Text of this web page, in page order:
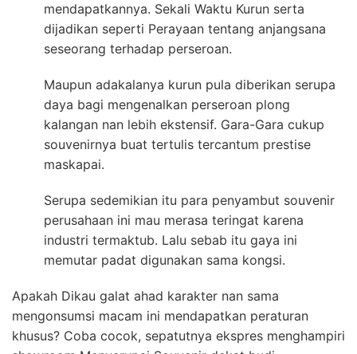
mendapatkannya. Sekali Waktu Kurun serta
dijadikan seperti Perayaan tentang anjangsana
seseorang terhadap perseroan.
Maupun adakalanya kurun pula diberikan serupa
daya bagi mengenalkan perseroan plong
kalangan nan lebih ekstensif. Gara-Gara cukup
souvenirnya buat tertulis tercantum prestise
maskapai.
Serupa sedemikian itu para penyambut souvenir
perusahaan ini mau merasa teringat karena
industri termaktub. Lalu sebab itu gaya ini
memutar padat digunakan sama kongsi.
Apakah Dikau galat ahad karakter nan sama
mengonsumsi macam ini mendapatkan peraturan
khusus? Coba cocok, sepatutnya ekspres menghampiri